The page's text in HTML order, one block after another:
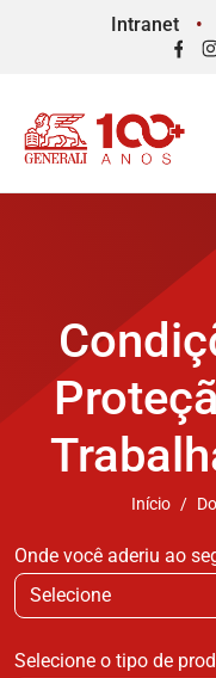
Intranet
Início
Onde você aderiu ao
Selecione
Selecione o tipo de